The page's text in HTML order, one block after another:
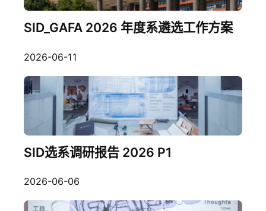
SID_GAFA 2026 年度系遴选工作方案
2026-06-11
SID选系调研报告 2026 P1
2026-06-06